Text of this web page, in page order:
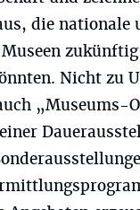
die nationale
zukünftig
Nicht zu
„Museums-